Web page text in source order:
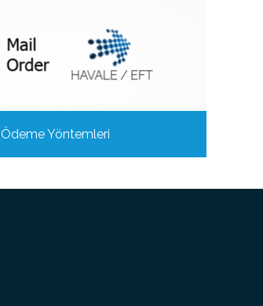
Ödeme Yöntemleri